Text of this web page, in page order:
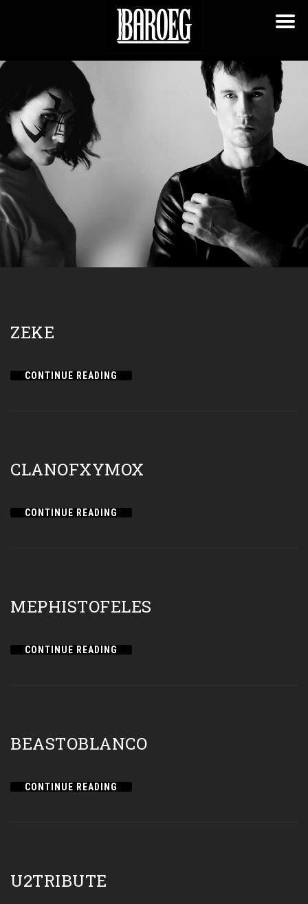
ZEKE
CONTINUE READING
CLANOFXYMOX
CONTINUE READING
MEPHISTOFELES
CONTINUE READING
BEASTOBLANCO
CONTINUE READING
U2TRIBUTE